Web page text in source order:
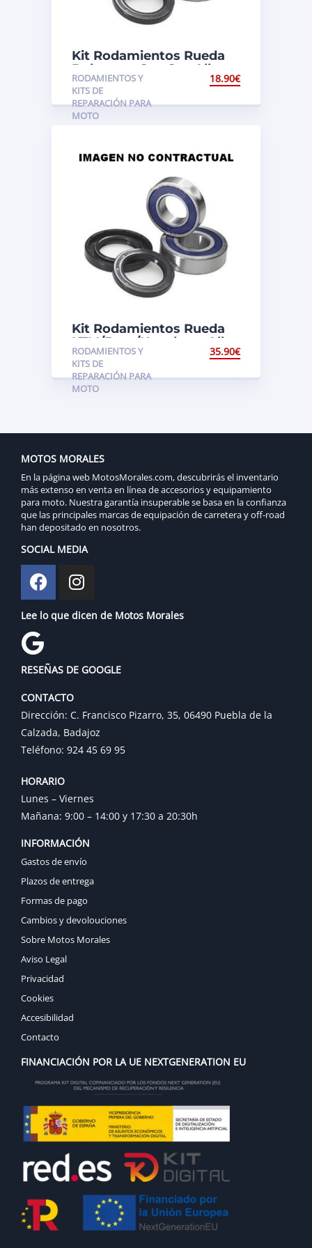
Kit Rodamientos Rueda
Delantera Gas Gas All
Balls
RODAMIENTOS Y
KITS DE
REPARACIÓN PARA
MOTO
18.90€
Kit Rodamientos Rueda
KTM/Beta/Husaberg All
Balls
RODAMIENTOS Y
KITS DE
REPARACIÓN PARA
MOTO
35.90€
MOTOS MORALES
En la página web MotosMorales.com, descubrirás el inventario
más extenso en venta en línea de accesorios y equipamiento
para moto. Nuestra garantía insuperable se basa en la confianza
que las principales marcas de equipación de carretera y off-road
han depositado en nosotros.
SOCIAL MEDIA
Lee lo que dicen de Motos Morales
RESEÑAS DE GOOGLE
CONTACTO
Dirección: C. Francisco Pizarro, 35, 06490 Puebla de la
Calzada, Badajoz
Teléfono: 924 45 69 95
HORARIO
Lunes – Viernes
Mañana: 9:00 – 14:00 y 17:30 a 20:30h
INFORMACIÓN
Gastos de envío
Plazos de entrega
Formas de pago
Cambios y devolouciones
Sobre Motos Morales
Aviso Legal
Privacidad
Cookies
Accesibilidad
Contacto
FINANCIACIÓN POR LA UE NEXTGENERATION EU